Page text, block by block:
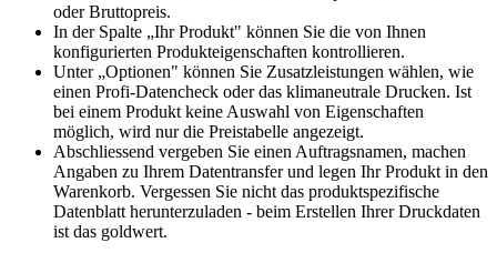
oder Bruttopreis.
In der Spalte „Ihr Produkt" können Sie die von Ihnen
konfigurierten Produkteigenschaften kontrollieren.
Unter „Optionen" können Sie Zusatzleistungen wählen, wie
einen Profi-Datencheck oder das klimaneutrale Drucken. Ist
bei einem Produkt keine Auswahl von Eigenschaften
möglich, wird nur die Preistabelle angezeigt.
Abschliessend vergeben Sie einen Auftragsnamen, machen
Angaben zu Ihrem Datentransfer und legen Ihr Produkt in den
Warenkorb. Vergessen Sie nicht das produktspezifische
Datenblatt herunterzuladen - beim Erstellen Ihrer Druckdaten
ist das goldwert.